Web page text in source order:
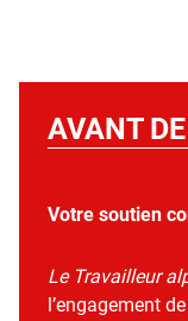
AVANT
Votre soutien
Le Travailleur
l’engagement